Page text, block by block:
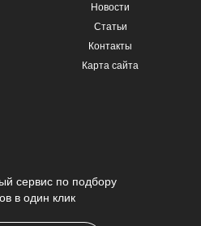
Новости
Статьи
Контакты
Карта сайта
сервис по подбору
в один клик